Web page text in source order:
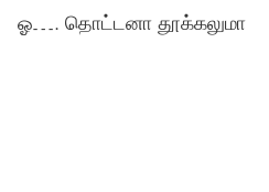
ஓ…. தொட்டனா தூக்கலுமா